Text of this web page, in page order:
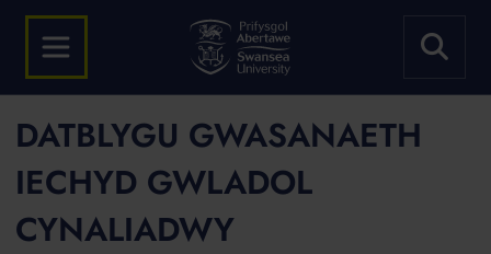
DATBLYGU GWASANAETH
IECHYD GWLADOL
CYNALIADWY